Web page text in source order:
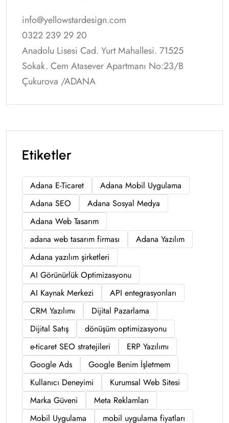
info@yellowstardesign.com
0322 239 29 20
Anadolu Lisesi Cad. Yurt Mahallesi. 71525
Sokak. Cem Atasever Apartmanı No:23/B
Çukurova /ADANA
Etiketler
Adana E-Ticaret
Adana Mobil Uygulama
Adana SEO
Adana Sosyal Medya
Adana Web Tasarım
adana web tasarım firması
Adana Yazılım
Adana yazılım şirketleri
AI Görünürlük Optimizasyonu
AI Kaynak Merkezi
API entegrasyonları
CRM Yazılımı
Dijital Pazarlama
Dijital Satış
dönüşüm optimizasyonu
e-ticaret SEO stratejileri
ERP Yazılımı
Google Ads
Google Benim İşletmem
Kullanıcı Deneyimi
Kurumsal Web Sitesi
Marka Güveni
Meta Reklamları
Mobil Uygulama
mobil uygulama fiyatları